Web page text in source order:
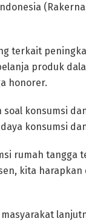
terkait
produk
honorer.
konsumsi
konsumsi
rumah tangga
kita